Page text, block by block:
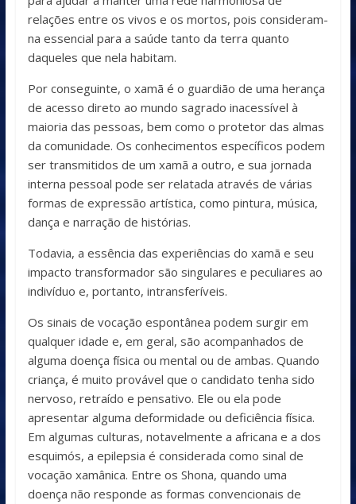
relações entre os vivos e os mortos, pois consideram-
na essencial para a saúde tanto da terra quanto
daqueles que nela habitam.
Por conseguinte, o xamã é o guardião de uma herança
de acesso direto ao mundo sagrado inacessível à
maioria das pessoas, bem como o protetor das almas
da comunidade. Os conhecimentos específicos podem
ser transmitidos de um xamã a outro, e sua jornada
interna pessoal pode ser relatada através de várias
formas de expressão artística, como pintura, música,
dança e narração de histórias.
Todavia, a essência das experiências do xamã e seu
impacto transformador são singulares e peculiares ao
indivíduo e, portanto, intransferíveis.
Os sinais de vocação espontânea podem surgir em
qualquer idade e, em geral, são acompanhados de
alguma doença física ou mental ou de ambas. Quando
criança, é muito provável que o candidato tenha sido
nervoso, retraído e pensativo. Ele ou ela pode
apresentar alguma deformidade ou deficiência física.
Em algumas culturas, notavelmente a africana e a dos
esquimós, a epilepsia é considerada como sinal de
vocação xamânica. Entre os Shona, quando uma
doença não responde as formas convencionais de